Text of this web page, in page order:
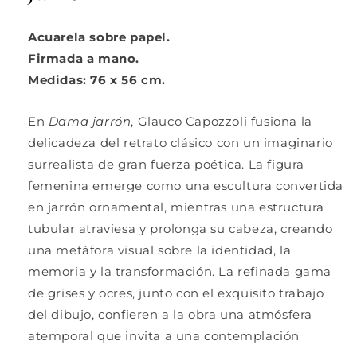
Acuarela sobre papel.
Firmada a mano.
Medidas: 76 x 56 cm.
En Dama jarrón, Glauco Capozzoli fusiona la
delicadeza del retrato clásico con un imaginario
surrealista de gran fuerza poética. La figura
femenina emerge como una escultura convertida
en jarrón ornamental, mientras una estructura
tubular atraviesa y prolonga su cabeza, creando
una metáfora visual sobre la identidad, la
memoria y la transformación. La refinada gama
de grises y ocres, junto con el exquisito trabajo
del dibujo, confieren a la obra una atmósfera
atemporal que invita a una contemplación